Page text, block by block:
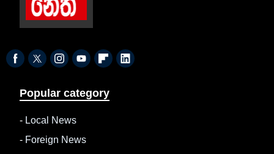
Popular category
- Local News
- Foreign News